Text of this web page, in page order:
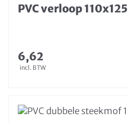
PVC verloop
6,62
incl. BTW